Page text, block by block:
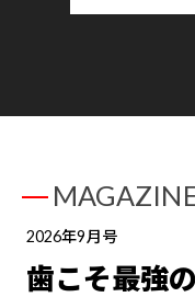
2026年9月号
歯こそ最強